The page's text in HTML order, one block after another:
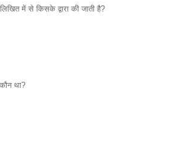
में से किसके द्वारा की जाती है?
था?